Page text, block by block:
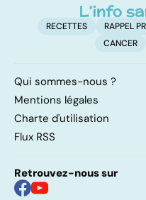
RECETTES RAPPEL
CANCER
Qui sommes-nous ?
Mentions légales
Charte d'utilisation
Flux RSS
Retrouvez-nous sur